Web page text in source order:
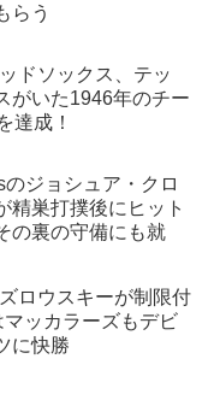
らう
ドソックス、テッ
がいた1946年のチー
達成！
のジョシュア・クロ
精巣打撲後にヒット
の裏の守備にも就
ロウスキーが制限付
マッカラーズもデビ
に快勝